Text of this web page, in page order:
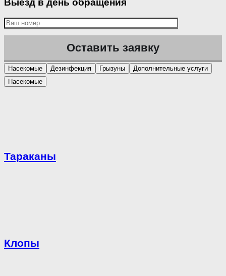
Выезд в день обращения
Насекомые Дезинфекция Грызуны
Дополнительные услуги
Насекомые
Тараканы
Клопы